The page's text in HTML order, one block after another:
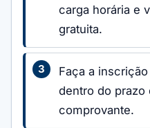
carga horária e
gratuita.
Faça a
dentro do prazo
comprovante.